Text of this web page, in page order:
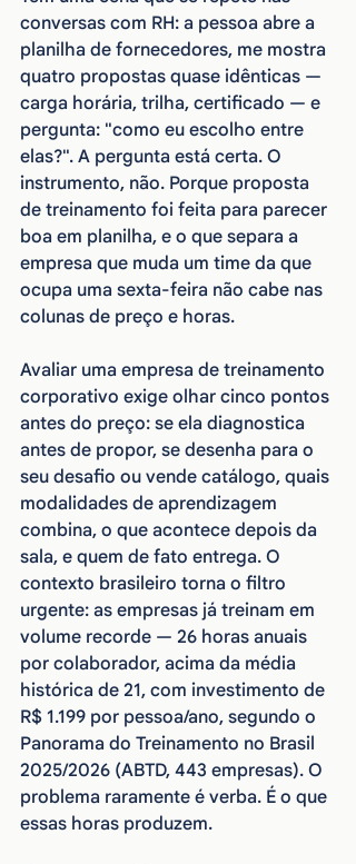
conversas com RH: a pessoa abre a
planilha de fornecedores, me mostra
quatro propostas quase idênticas —
carga horária, trilha, certificado — e
pergunta: "como eu escolho entre
elas?". A pergunta está certa. O
instrumento, não. Porque proposta
de treinamento foi feita para parecer
boa em planilha, e o que separa a
empresa que muda um time da que
ocupa uma sexta-feira não cabe nas
colunas de preço e horas.
Avaliar uma empresa de treinamento
corporativo exige olhar cinco pontos
antes do preço: se ela diagnostica
antes de propor, se desenha para o
seu desafio ou vende catálogo, quais
modalidades de aprendizagem
combina, o que acontece depois da
sala, e quem de fato entrega. O
contexto brasileiro torna o filtro
urgente: as empresas já treinam em
volume recorde — 26 horas anuais
por colaborador, acima da média
histórica de 21, com investimento de
R$ 1.199 por pessoa/ano, segundo o
Panorama do Treinamento no Brasil
2025/2026 (ABTD, 443 empresas). O
problema raramente é verba. É o que
essas horas produzem.